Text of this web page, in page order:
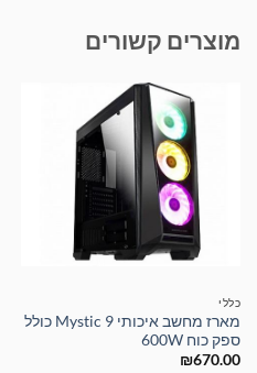
מוצרים קשורים
כללי
מארז מחשב איכותי Mystic 9 כולל
ספק כוח 600W
₪670.00